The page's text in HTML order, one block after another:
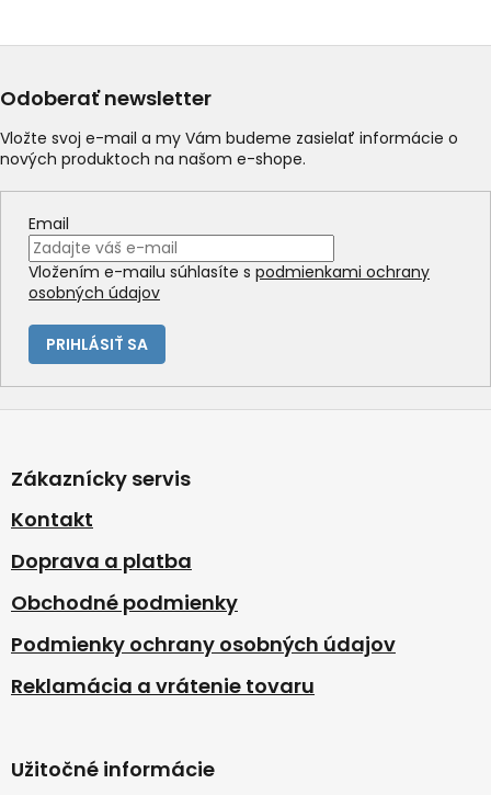
Odoberať newsletter
Vložte svoj e-mail a my Vám budeme zasielať informácie o
nových produktoch na našom e-shope.
Email
Vložením e-mailu súhlasíte s podmienkami ochrany
osobných údajov
PRIHLÁSIŤ SA
p
ä
e
Zákaznícky servis
Kontakt
Doprava a platba
Obchodné podmienky
Podmienky ochrany osobných údajov
Reklamácia a vrátenie tovaru
Užitočné informácie